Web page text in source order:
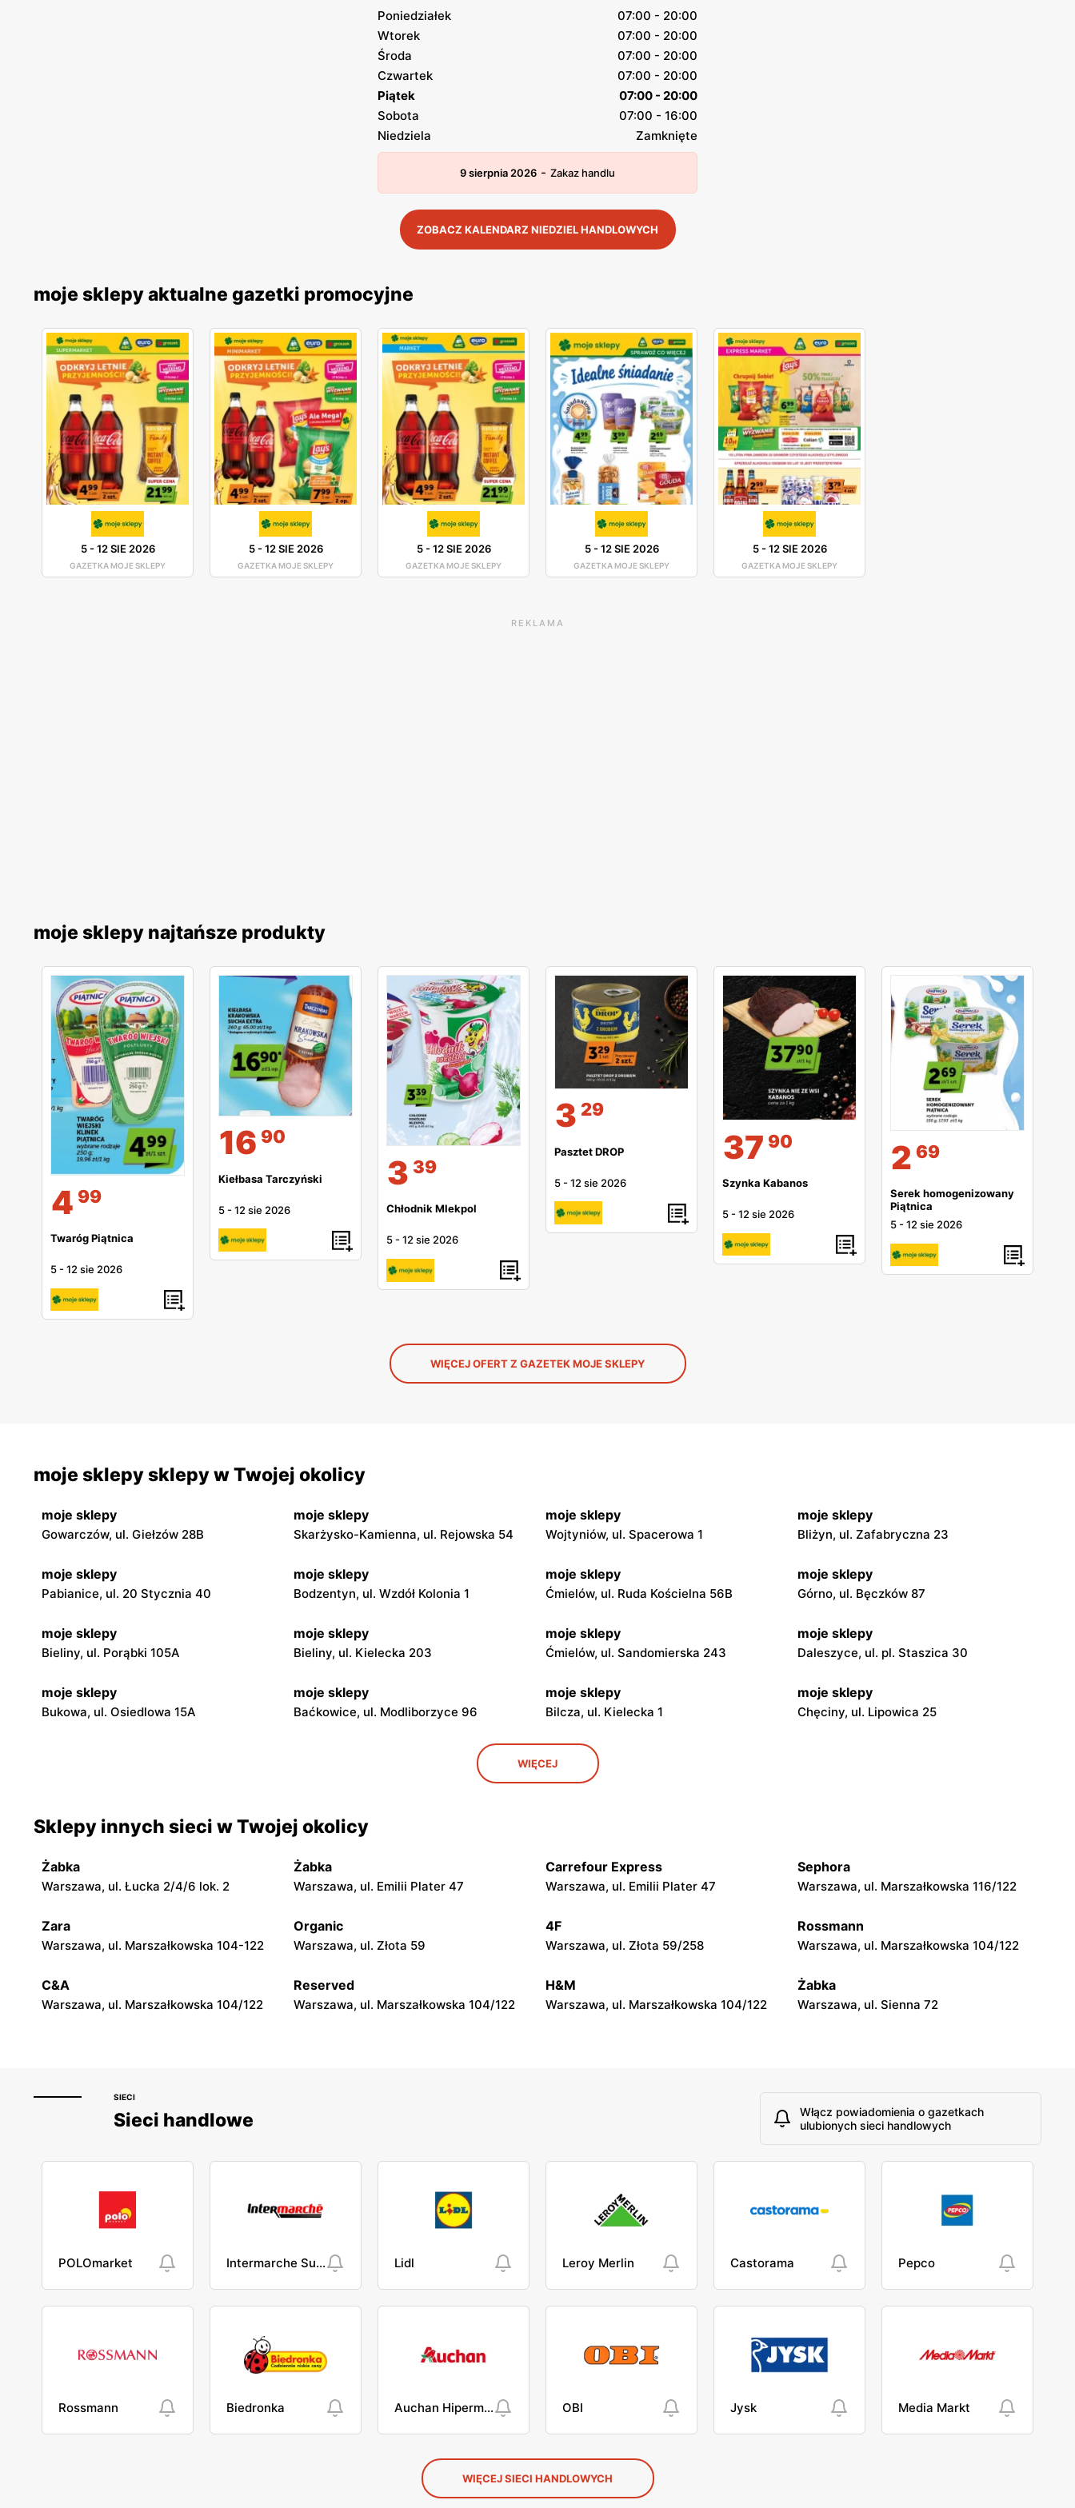
Poniedziałek
07:00 - 20:00
Wtorek
07:00 - 20:00
Środa
07:00 - 20:00
Czwartek
07:00 - 20:00
Piątek
07:00 - 20:00
Sobota
07:00 - 16:00
Niedziela
Zamknięte
9 sierpnia 2026 - Zakaz handlu
ZOBACZ KALENDARZ NIEDZIEL HANDLOWYCH
moje sklepy aktualne gazetki promocyjne
5-12 SIE 2026
GAZETKA MOJE SKLEPY
5-12 SIE 2026
GAZETKA MOJE SKLEPY
5-12 SIE 2026
GAZETKA MOJE SKLEPY
5-12 SIE 2026
GAZETKA MOJE SKLEPY
5-12 SIE 2026
GAZETKA MOJE SKLEPY
REKLAMA
moje sklepy najtańsze produkty
4 99
Twaróg Piątnica
5 -12 sie 2026
16 90
Kiełbasa Tarczyński
5 -12 sie 2026
3 39
Chłodnik Mlekpol
5 -12 sie 2026
3 29
Pasztet DROP
5 -12 sie 2026
37 90
Szynka Kabanos
5 -12 sie 2026
2 69
Serek homogenizowany
Piątnica
5 -12 sie 2026
WIĘCEJ OFERT Z GAZETEK MOJE SKLEPY
moje sklepy sklepy w Twojej okolicy
moje sklepy
Gowarczów, ul. Giełzów 28B
moje sklepy
Skarżysko-Kamienna, ul. Rejowska 54
moje sklepy
Wojtyniów, ul. Spacerowa 1
moje sklepy
Bliżyn, ul. Zafabryczna 23
moje sklepy
Pabianice, ul. 20 Stycznia 40
moje sklepy
Bodzentyn, ul. Wzdół Kolonia 1
moje sklepy
Ćmielów, ul. Ruda Kościelna 56B
moje sklepy
Górno, ul. Bęczków 87
moje sklepy
Bieliny, ul. Porąbki 105A
moje sklepy
Bieliny, ul. Kielecka 203
moje sklepy
Ćmielów, ul. Sandomierska 243
moje sklepy
Daleszyce, ul. pl. Staszica 30
moje sklepy
Bukowa, ul. Osiedlowa 15A
moje sklepy
Baćkowice, ul. Modliborzyce 96
moje sklepy
Bilcza, ul. Kielecka 1
moje sklepy
Chęciny, ul. Lipowica 25
moje sklepy
Gorzyce, ul. Szkolna 44
Jadachy, ul. Jadachy 111 Jeżowe, ul. Zalesie 77
moje sklepy
Górki, ul. Górki 71
moje sklepy
Gumniska, ul. Gumniska 157C
moje sklepy
Iwierzyce, ul. Iwierzyce 152A
moje sklepy
Tczew, ul. Franciszka Żwirki 61
moje sklepy
Hyżne, ul. Hyżne 100
moje sklepy
Jarosław, ul. Pełkińska 147
moje sklepy
Niebylec, ul. Niebylec 139
moje sklepy
Opole, ul. Grudzicka 45
WIĘCEJ
Sklepy innych sieci w Twojej okolicy
Żabka
Warszawa, ul. Łucka 2/4/6 lok. 2
Żabka
Warszawa, ul. Emilii Plater 47
Carrefour Express
Warszawa, ul. Emilii Plater 47
Sephora
Warszawa, ul. Marszałkowska 116/122
Zara
Warszawa, ul. Marszałkowska 104-122
Organic
Warszawa, ul. Złota 59
4F
Warszawa, ul. Złota 59/258
Rossmann
Warszawa, ul. Marszałkowska 104/122
C&A
Warszawa, ul. Marszałkowska 104/122
Reserved
Warszawa, ul. Marszałkowska 104/122
H&M
Warszawa, ul. Marszałkowska 104/122
Żabka
Warszawa, ul. Sienna 72
SIECI
Sieci handlowe
Włącz powiadomienia o gazetkach
ulubionych sieci handlowych
POLOmarket Intermarche Super Lidl Leroy Merlin Castorama Pepco
Rossmann Biedronka Auchan Hipermarket OBI Jysk Media Markt
WIĘCEJ SIECI HANDLOWYCH